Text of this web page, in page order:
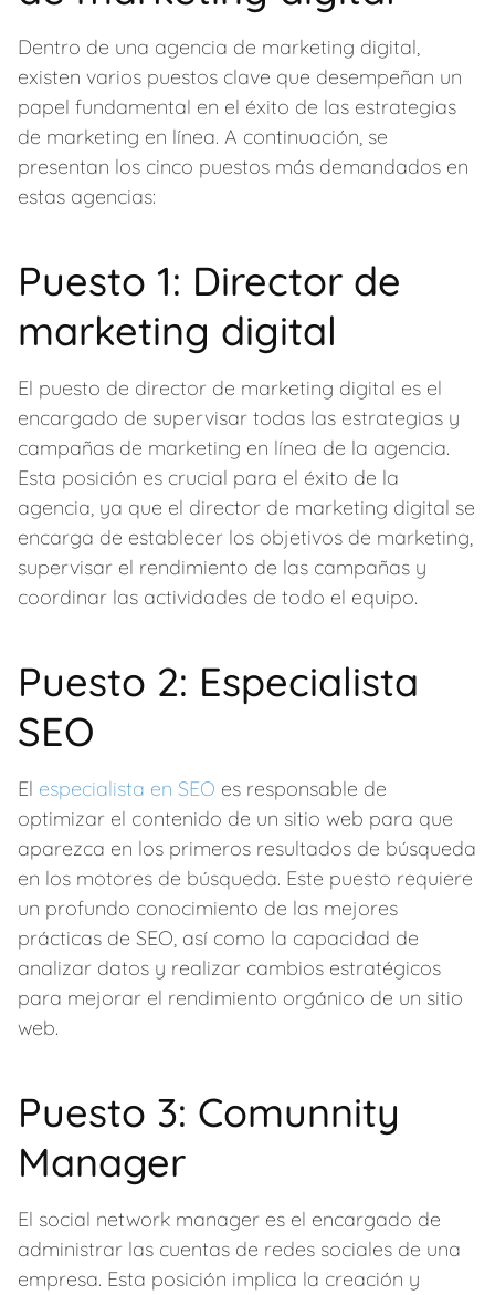
k
Dentro de una agencia de marketing digital,
existen varios puestos clave que desempeñan un
papel fundamental en el éxito de las estrategias
de marketing en línea. A continuación, se
presentan los cinco puestos más demandados en
estas agencias:
Puesto 1: Director de
marketing digital
El puesto de director de marketing digital es el
encargado de supervisar todas las estrategias y
campañas de marketing en línea de la agencia.
Esta posición es crucial para el éxito de la
agencia, ya que el director de marketing digital se
encarga de establecer los objetivos de marketing,
supervisar el rendimiento de las campañas y
coordinar las actividades de todo el equipo.
Puesto 2: Especialista
SEO
El especialista en SEO es responsable de
optimizar el contenido de un sitio web para que
aparezca en los primeros resultados de búsqueda
en los motores de búsqueda. Este puesto requiere
un profundo conocimiento de las mejores
prácticas de SEO, así como la capacidad de
analizar datos y realizar cambios estratégicos
para mejorar el rendimiento orgánico de un sitio
web.
Puesto 3: Comunnity
Manager
El social network manager es el encargado de
administrar las cuentas de redes sociales de una
empresa. Esta posición implica la creación y